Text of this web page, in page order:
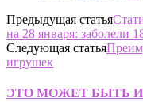
Предыдущая статья
на 28 января: заболели
Следующая статья
игрушек
ЭТО МОЖЕТ БЫТЬ